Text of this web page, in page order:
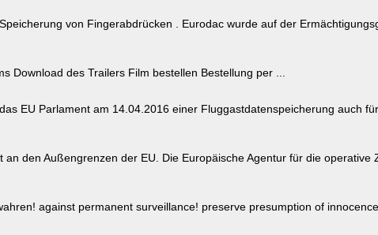
von Fingerabdrücken . Eurodac wurde auf der
Download des Trailers Film bestellen Bestellung per ...
EU Parlament am 14.04.2016 einer Fluggastdatenspeicherung auch
den Außengrenzen der EU. Die Europäische Agentur für die operative
against permanent surveillance! preserve presumption of